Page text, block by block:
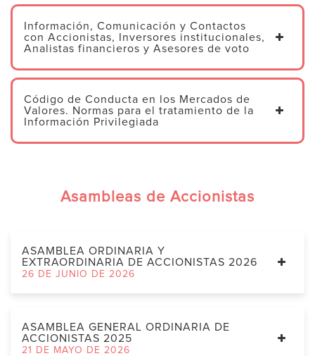
Información, Comunicación y Contactos
con Accionistas, Inversores institucionales,
Analistas financieros y Asesores de voto
Código de Conducta en los Mercados de
Valores. Normas para el tratamiento de la
Información Privilegiada
Asambleas de Accionistas
ASAMBLEA ORDINARIA Y
EXTRAORDINARIA DE ACCIONISTAS 2026
26 DE JUNIO DE 2026
ASAMBLEA GENERAL ORDINARIA DE
ACCIONISTAS 2025
21 DE MAYO DE 2026